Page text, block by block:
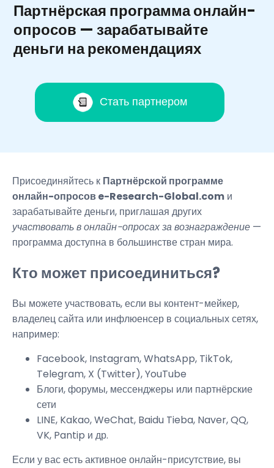
Партнёрская программа онлайн-
опросов — зарабатывайте
деньги на рекомендациях
Стать партнером
Присоединяйтесь к Партнёрской программе
онлайн-опросов e-Research-Global.comи
зарабатывайте деньги, приглашая других
участвовать в онлайн-опросах за вознаграждение—
программа доступна в большинстве стран мира.
Кто может присоединиться?
Вы можете участвовать, если вы контент-мейкер,
владелец сайта или инфлюенсер в социальных сетях,
например:
Facebook, Instagram, WhatsApp, TikTok,
Telegram, X (Twitter), YouTube
Блоги, форумы, мессенджеры или партнёрские
сети
LINE, Kakao, WeChat, Baidu Tieba, Naver, QQ,
VK, Pantip и др.
Если у вас есть активное онлайн-присутствие, вы